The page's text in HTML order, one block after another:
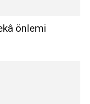
önlemi